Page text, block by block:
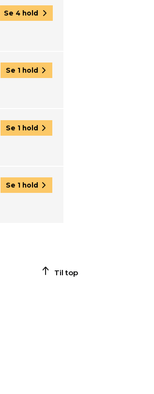
Se 4 hold
Se 1 hold
Se 1 hold
Se 1 hold
Til top